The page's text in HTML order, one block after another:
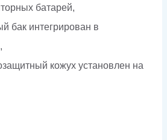
батарей,
бак интегрирован в
кожух установлен на